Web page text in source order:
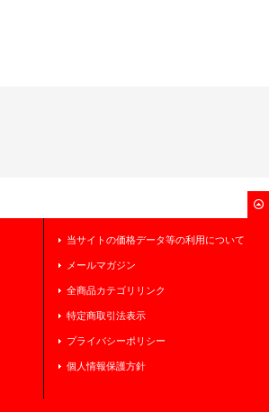
当サイトの価格データ等の利用について
メールマガジン
全商品カテゴリリンク
特定商取引法表示
プライバシーポリシー
個人情報保護方針